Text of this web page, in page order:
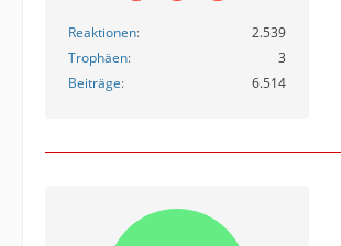
Reaktionen
2.539
Trophäen
3
Beiträge
6.514